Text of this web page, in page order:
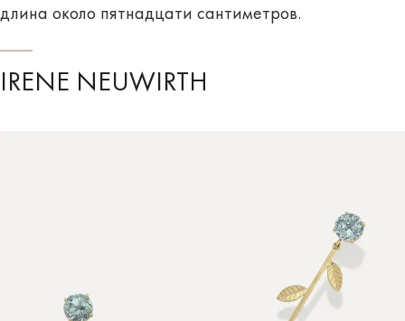
длина около пятнадцати сантиметров.
IRENE NEUWIRTH